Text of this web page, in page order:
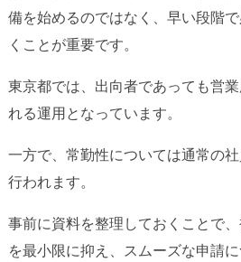
備を始めるのではなく、早い段階
くことが重要です。
東京都では、出向者であっても営
れる運用となっています。
一方で、常勤性については通常の
行われます。
事前に資料を整理しておくことで
を最小限に抑え、スムーズな申請に